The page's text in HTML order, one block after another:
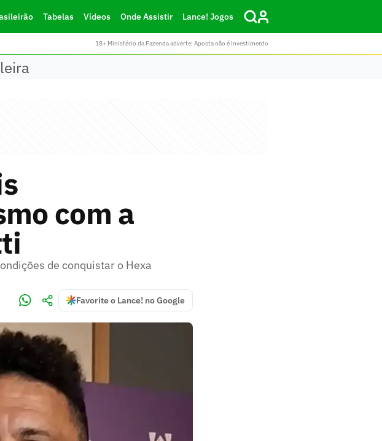
Tabelas Vídeos Onde Assistir Lance! Jogos
18+ Ministério da Fazenda adverte: Aposta não é investimento
com a
de conquistar o Hexa
Favorite o Lance! no Google